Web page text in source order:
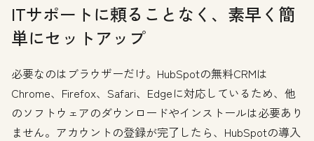
ITサポートに頼ることなく、素早く簡
単にセットアップ
必要なのはブラウザーだけ。HubSpotの無料CRMは
Chrome、Firefox、Safari、Edgeに対応しているため、他
のソフトウェアのダウンロードやインストールは必要あり
ません。アカウントの登録が完了したら、HubSpotの導入